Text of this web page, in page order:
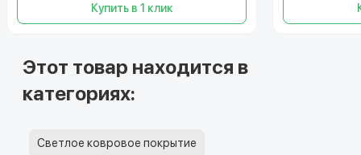
Купить в 1 клик
Этот товар находится в
категориях:
Светлое ковровое покрытие